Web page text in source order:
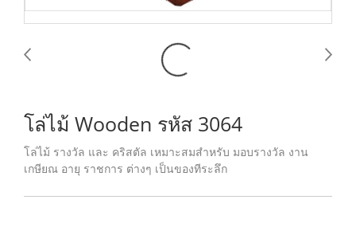
โล่ไม้ Wooden รหัส 3064
โล่ไม้ รางวัล และ คริสตัล เหมาะสมสำหรับ มอบรางวัล งาน
เกษียณ อายุ ราชการ ต่างๆ เป็นของทีระลึก